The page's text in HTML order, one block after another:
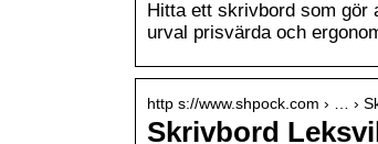
Hitta ett skrivbord som gör
urval prisvärda och
http s://www.shpock.com › … ›
Skrivbord